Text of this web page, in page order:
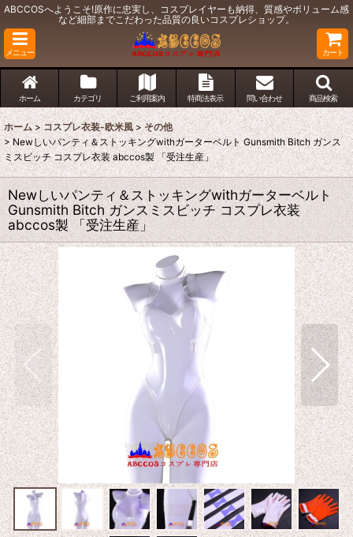
ABCCOSへようこそ!原作に忠実し、コスプレイヤーも納得、質感やボリューム感
など細部までこだわった品質の良いコスプレショップ。
メニュー カート
ホーム カテゴリ ご利用案内 特商法表示 問い合わせ 商品検索
ホーム > コスプレ衣装-欧米風 > その他
> Newしいパンティ＆ストッキングwithガーターベルト Gunsmith Bitch ガンス
ミスビッチ コスプレ衣装 abccos製 「受注生産」
Newしいパンティ＆ストッキングwithガーターベルト
Gunsmith Bitch ガンスミスビッチ コスプレ衣装
abccos製 「受注生産」